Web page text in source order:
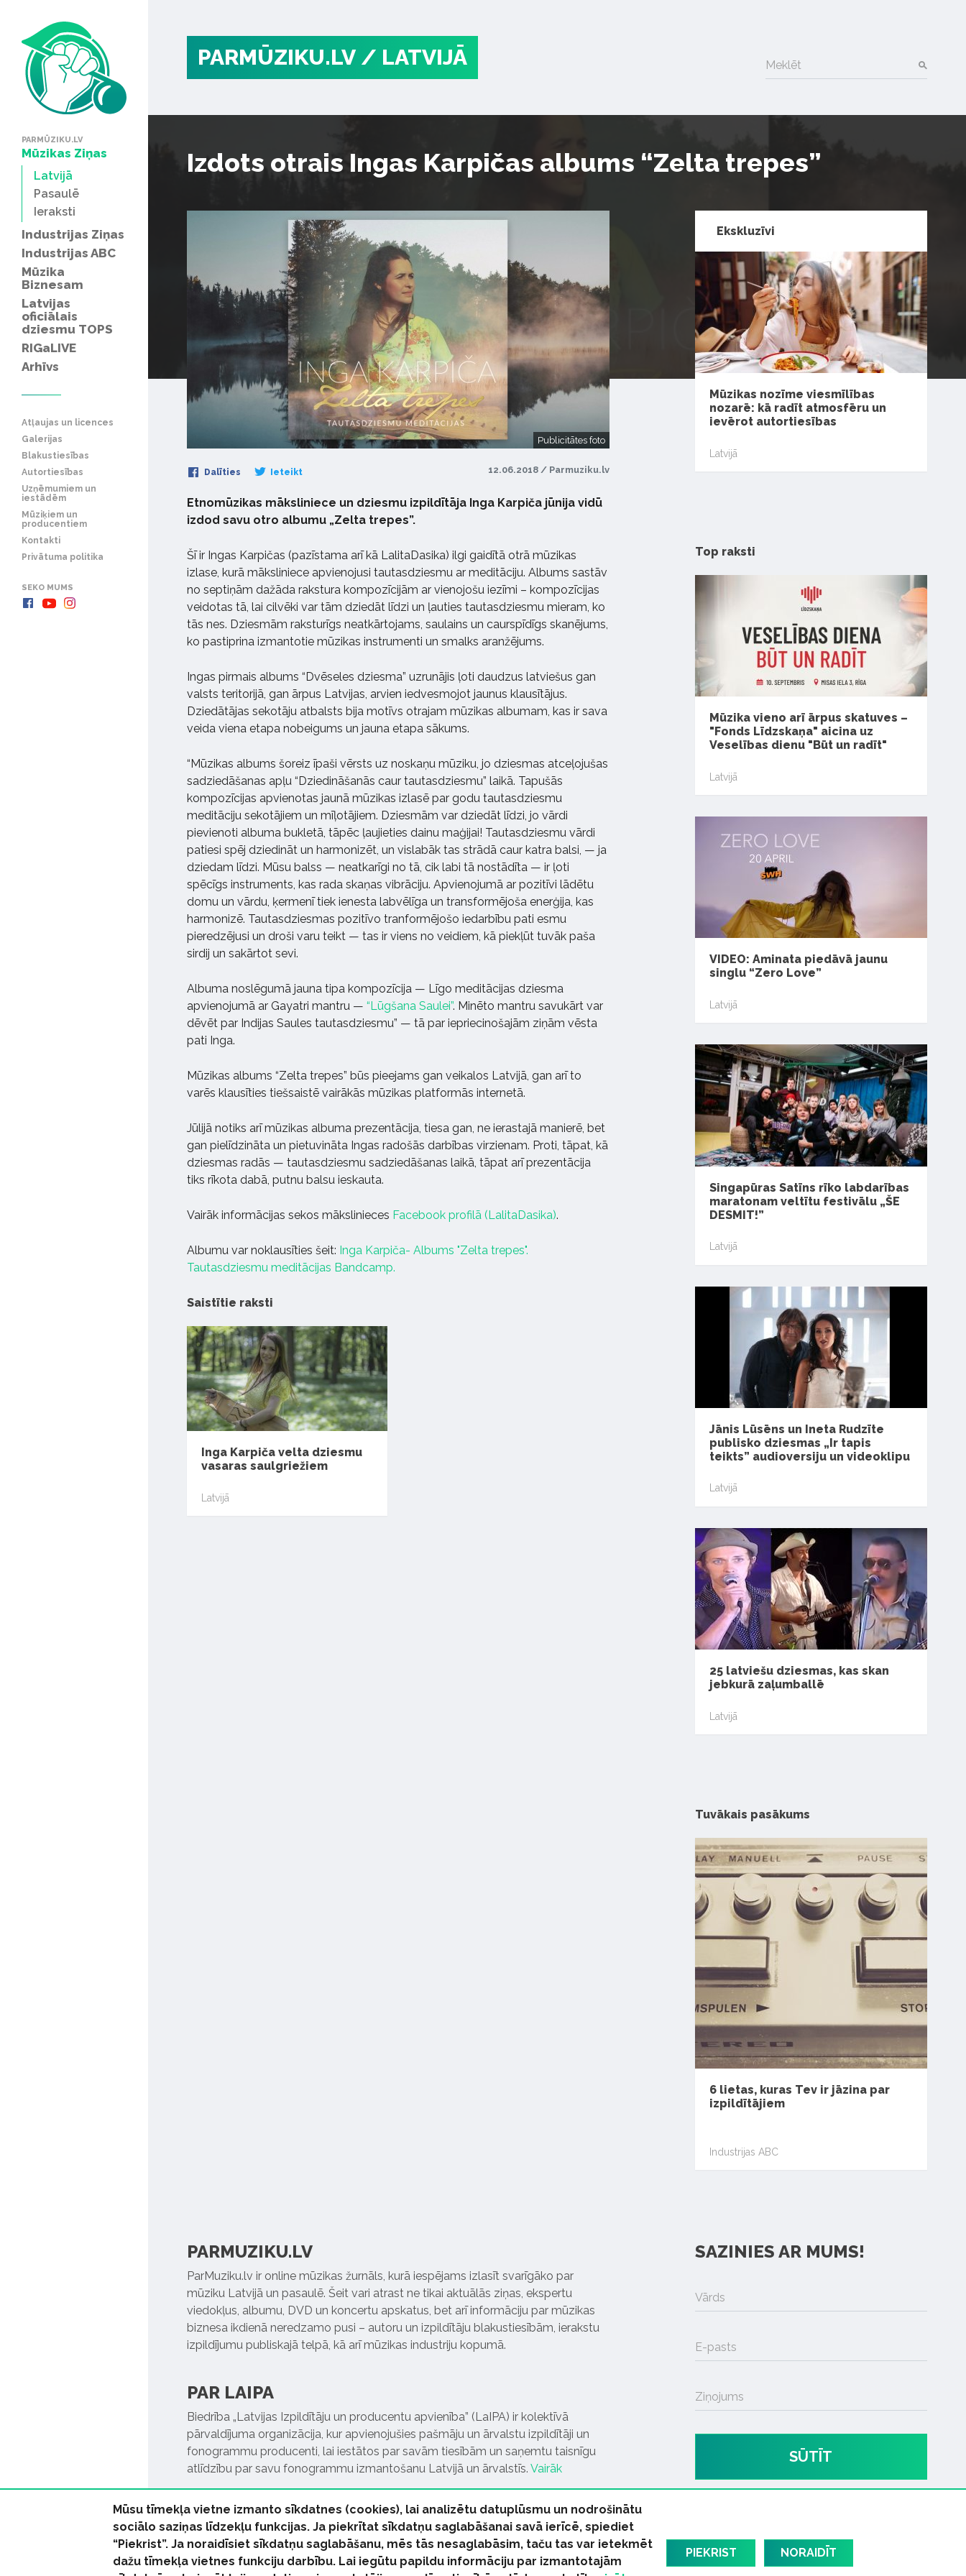
PARMŪZIKU.LV
Mūzikas Ziņas
Latvijā
Pasaulē
Ieraksti
Industrijas Ziņas
Industrijas ABC
Mūzika
Biznesam
Latvijas
oficiālais
dziesmu TOPS
RIGaLIVE
Arhīvs
Atļaujas un licences
Galerijas
Blakustiesības
Autortiesības
Uzņēmumiem un
iestādēm
Mūziķiem un
producentiem
Kontakti
Privātuma politika
SEKO MUMS
PARMŪZIKU.LV / LATVIJĀ Meklēt
Izdots otrais Ingas Karpičas albums “Zelta trepes”
Publicitātes foto
Dalīties Ieteikt 12.06.2018 / Parmuziku.lv
Etnomūzikas māksliniece un dziesmu izpildītāja Inga Karpiča jūnija vidū
izdod savu otro albumu „Zelta trepes”.
Šī ir Ingas Karpičas (pazīstama arī kā LalitaDasika) ilgi gaidītā otrā mūzikas
izlase, kurā māksliniece apvienojusi tautasdziesmu ar meditāciju. Albums sastāv
no septiņām dažāda rakstura kompozīcijām ar vienojošu iezīmi – kompozīcijas
veidotas tā, lai cilvēki var tām dziedāt līdzi un ļauties tautasdziesmu mieram, ko
tās nes. Dziesmām raksturīgs neatkārtojams, saulains un caurspīdīgs skanējums,
ko pastiprina izmantotie mūzikas instrumenti un smalks aranžējums.
Ingas pirmais albums “Dvēseles dziesma” uzrunājis ļoti daudzus latviešus gan
valsts teritorijā, gan ārpus Latvijas, arvien iedvesmojot jaunus klausītājus.
Dziedātājas sekotāju atbalsts bija motīvs otrajam mūzikas albumam, kas ir sava
veida viena etapa nobeigums un jauna etapa sākums.
“Mūzikas albums šoreiz īpaši vērsts uz noskaņu mūziku, jo dziesmas atceļojušas
sadziedāšanas apļu “Dziedināšanās caur tautasdziesmu” laikā. Tapušās
kompozīcijas apvienotas jaunā mūzikas izlasē par godu tautasdziesmu
meditāciju sekotājiem un mīļotājiem. Dziesmām var dziedāt līdzi, jo vārdi
pievienoti albuma bukletā, tāpēc ļaujieties dainu maģijai! Tautasdziesmu vārdi
patiesi spēj dziedināt un harmonizēt, un vislabāk tas strādā caur katra balsi, — ja
dziedam līdzi. Mūsu balss — neatkarīgi no tā, cik labi tā nostādīta — ir ļoti
spēcīgs instruments, kas rada skaņas vibrāciju. Apvienojumā ar pozitīvi lādētu
domu un vārdu, ķermenī tiek ienesta labvēlīga un transformējoša enerģija, kas
harmonizē. Tautasdziesmas pozitīvo tranformējošo iedarbību pati esmu
pieredzējusi un droši varu teikt — tas ir viens no veidiem, kā piekļūt tuvāk paša
sirdij un sakārtot sevi.
Albuma noslēgumā jauna tipa kompozīcija — Līgo meditācijas dziesma
apvienojumā ar Gayatri mantru — “Lūgšana Saulei”. Minēto mantru savukārt var
dēvēt par Indijas Saules tautasdziesmu” — tā par iepriecinošajām ziņām vēsta
pati Inga.
Mūzikas albums “Zelta trepes” būs pieejams gan veikalos Latvijā, gan arī to
varēs klausīties tiešsaistē vairākās mūzikas platformās internetā.
Jūlijā notiks arī mūzikas albuma prezentācija, tiesa gan, ne ierastajā manierē, bet
gan pielīdzināta un pietuvināta Ingas radošās darbības virzienam. Proti, tāpat, kā
dziesmas radās — tautasdziesmu sadziedāšanas laikā, tāpat arī prezentācija
tiks rīkota dabā, putnu balsu ieskauta.
Vairāk informācijas sekos mākslinieces Facebook profilā (LalitaDasika).
Albumu var noklausīties šeit: Inga Karpiča- Albums "Zelta trepes".
Tautasdziesmu meditācijas Bandcamp.
Saistītie raksti
Inga Karpiča velta dziesmu
vasaras saulgriežiem
Latvijā
Ekskluzīvi
Mūzikas nozīme viesmīlības
nozarē: kā radīt atmosfēru un
ievērot autortiesības
Latvijā
Top raksti
Mūzika vieno arī ārpus skatuves –
"Fonds Līdzskaņa" aicina uz
Veselības dienu "Būt un radīt"
Latvijā
VIDEO: Aminata piedāvā jaunu
singlu “Zero Love”
Latvijā
Singapūras Satīns rīko labdarības
maratonam veltītu festivālu „ŠE
DESMIT!”
Latvijā
Jānis Lūsēns un Ineta Rudzīte
publisko dziesmas „Ir tapis
teikts” audioversiju un videoklipu
Latvijā
25 latviešu dziesmas, kas skan
jebkurā zaļumballē
Latvijā
Tuvākais pasākums
6 lietas, kuras Tev ir jāzina par
izpildītājiem
Industrijas ABC
PARMUZIKU.LV
ParMuziku.lv ir online mūzikas žurnāls, kurā iespējams izlasīt svarīgāko par
mūziku Latvijā un pasaulē. Šeit vari atrast ne tikai aktuālās ziņas, ekspertu
viedokļus, albumu, DVD un koncertu apskatus, bet arī informāciju par mūzikas
biznesa ikdienā neredzamo pusi – autoru un izpildītāju blakustiesībām, ierakstu
izpildījumu publiskajā telpā, kā arī mūzikas industriju kopumā.
PAR LAIPA
Biedrība „Latvijas Izpildītāju un producentu apvienība” (LaIPA) ir kolektīvā
pārvaldījuma organizācija, kur apvienojušies pašmāju un ārvalstu izpildītāji un
fonogrammu producenti, lai iestātos par savām tiesībām un saņemtu taisnīgu
atlīdzību par savu fonogrammu izmantošanu Latvijā un ārvalstīs. Vairāk
SAZINIES AR MUMS!
Vārds
E-pasts
Ziņojums
SŪTĪT
© 2026 parmuziku.lv, visas tiesības paturētas
Mūsu tīmekļa vietne izmanto sīkdatnes (cookies), lai analizētu datuplūsmu un nodrošinātu
sociālo saziņas līdzekļu funkcijas. Ja piekrītat sīkdatņu saglabāšanai savā ierīcē, spiediet
“Piekrist”. Ja noraidīsiet sīkdatņu saglabāšanu, mēs tās nesaglabāsim, taču tas var ietekmēt
dažu tīmekļa vietnes funkciju darbību. Lai iegūtu papildu informāciju par izmantotajām
PIEKRIST NORAIDĪT